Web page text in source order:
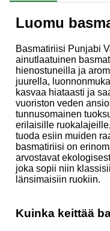
Luomu
Basmatiriisi Punjabi
ainutlaatuinen
hienostuneilla ja
juurella,
kasvaa hiataasti ja
vuoriston veden
tunnusomainen
erilaisille
tuoda esiin muiden
basmatiriisi on
arvostavat
joka sopii niin
länsimaisiin ruokiin.
Kuinka keittää